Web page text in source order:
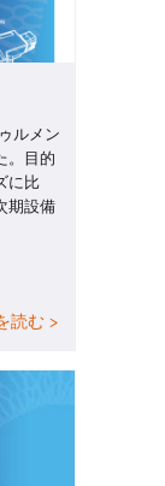
ルメン
。目的
に比
期設備
読む >